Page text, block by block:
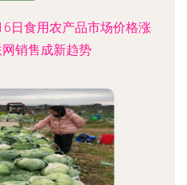
日食用农产品市场价格涨
销售成新趋势